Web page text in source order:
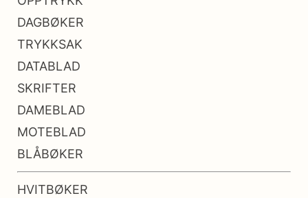
DAGBØKER
TRYKKSAK
DATABLAD
SKRIFTER
DAMEBLAD
MOTEBLAD
BLÅBØKER
HVITBØKER